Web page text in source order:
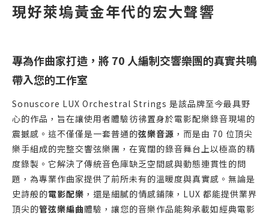
現好萊塢黃金年代的宏大聲響
專為作曲家打造，將 70 人編制交響樂團的真實共鳴
帶入您的工作室
Sonuscore LUX Orchestral Strings 是該品牌至今最具野
心的作品，旨在讓使用者體驗彷彿置身於電影配樂錄音現場的
震撼感。這不僅僅是一套普通的弦樂音源 ，而是由 70 位頂尖
樂手組成的完整交響弦樂團，在寬闊的錄音舞台上以極高的精
度錄製。它解決了傳統音色庫缺乏空間感與動態連貫性的問
題，為專業作曲家提供了前所未有的溫暖度與真實感。無論是
史詩般的電影配樂 ，還是細膩的情感鋪陳，LUX 都能提供業界
頂尖的管弦樂編曲體驗，讓您的音樂作品能夠承載如經典電影